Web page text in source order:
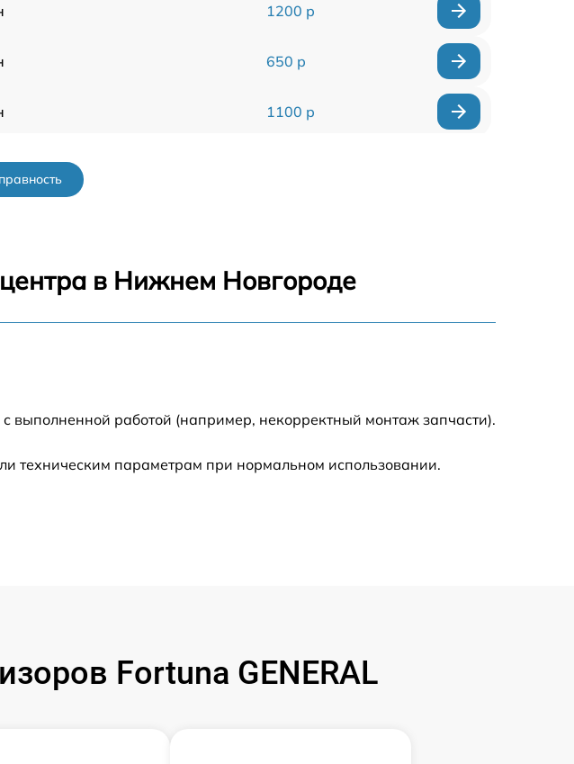
1200 р
650 р
1100 р
450 р
590 р
700 р
центра в Нижнем Новгороде
выполненной работой (например, некорректный монтаж запчасти).
техническим параметрам при нормальном использовании.
Fortuna GENERAL